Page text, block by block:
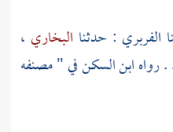
الفربري : حدثنا البخاري ،
رواهابن السكنفي " مصنفه